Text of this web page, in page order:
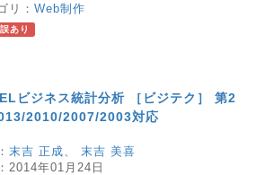
リ： Web制作
あり
ビジネス統計分析 ［ビジテク］ 第2
2010/2007/2003対応
末吉 正成
末吉 美喜
2014年01月24日